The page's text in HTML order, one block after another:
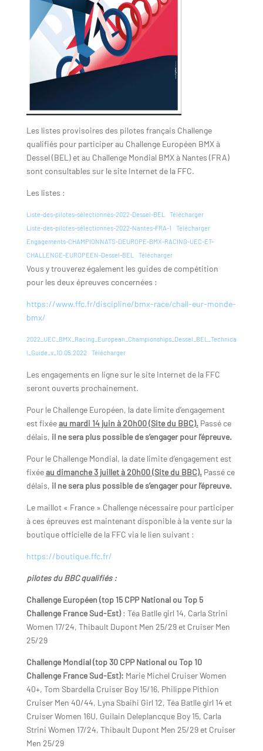
Les listes provisoires des pilotes français Challenge
qualifiés pour participer au Challenge Européen BMX à
Dessel (BEL) et au Challenge Mondial BMX à Nantes (FRA)
sont consultables sur le site Internet de la FFC.
Les listes :
Liste-des-pilotes-sélectionnés-2022-Dessel-BEL
Télécharger
Liste-des-pilotes-sélectionnés-2022-Nantes-FRA-1
Télécharger
Engagements-CHAMPIONNATS-DEUROPE-BMX-RACING-UEC-ET-
CHALLENGE-EUROPEEN-Dessel-BEL
Télécharger
Vous y trouverez également les guides de compétition
pour les deux épreuves concernées :
https://www.ffc.fr/discipline/bmx-race/chall-eur-monde-
bmx/
2022_UEC_BMX_Racing_European_Championships_Dessel_BEL_Technica
l_Guide_v_10.05.2022
Télécharger
Les engagements en ligne sur le site Internet de la FFC
seront ouverts prochainement.
Pour le Challenge Européen, la date limite d’engagement
est fixéeau mardi 14 juin à 2Oh00 (Site du BBC).Passé ce
délais, il ne sera plus possible de s’engager pour l’épreuve.
Pour le Challenge Mondial, la date limite d’engagement est
fixéeau dimanche 3 juillet à 20h00 (Site du BBC).Passé ce
délais, il ne sera plus possible de s’engager pour l’épreuve.
Le maillot « France » Challenge nécessaire pour participer
à ces épreuves est maintenant disponible à la vente sur la
boutique officielle de la FFC via le lien suivant :
https://boutique.ffc.fr/
pilotes du BBC qualifiés :
Challenge Européen (top 15 CPP National ou Top 5
Challenge France Sud-Est): Téa Batlle girl 14, Carla Strini
Women 17/24, Thibault Dupont Men 25/29 et Cruiser Men
25/29
Challenge Mondial (top 30 CPP National ou Top 10
Challenge France Sud-Est): Marie Michel Cruiser Women
40+, Tom Sbardella Cruiser Boy 15/16, Philippe Pithion
Cruiser Men 40/44, Lyna Sbaihi Girl 12, Téa Batlle girl 14 et
Cruiser Women 16U, Guilain Deleplancque Boy 15, Carla
Strini Women 17/24, Thibault Dupont Men 25/29 et Cruiser
Men 25/29